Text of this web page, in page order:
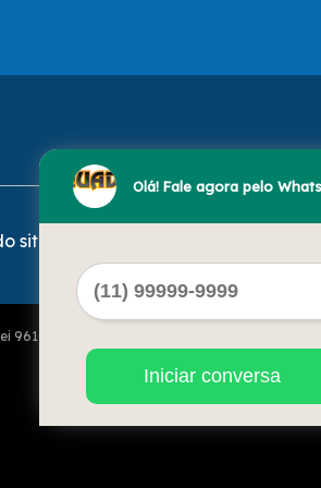
site
9610 de 19/02/1998)
Olá! Fale agora pelo
Iniciar conversa